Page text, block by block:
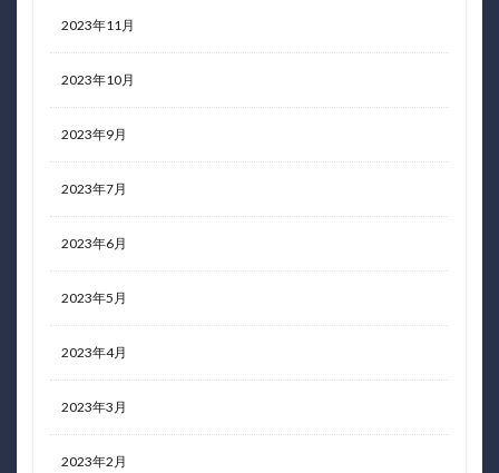
2023年11月
2023年10月
2023年9月
2023年7月
2023年6月
2023年5月
2023年4月
2023年3月
2023年2月